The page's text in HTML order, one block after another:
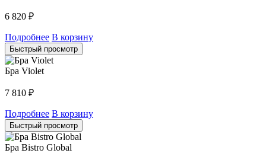
6 820 ₽
Подробнее В корзину
Быстрый просмотр
Бра Violet
7 810 ₽
Подробнее В корзину
Быстрый просмотр
Бра Bistro Global